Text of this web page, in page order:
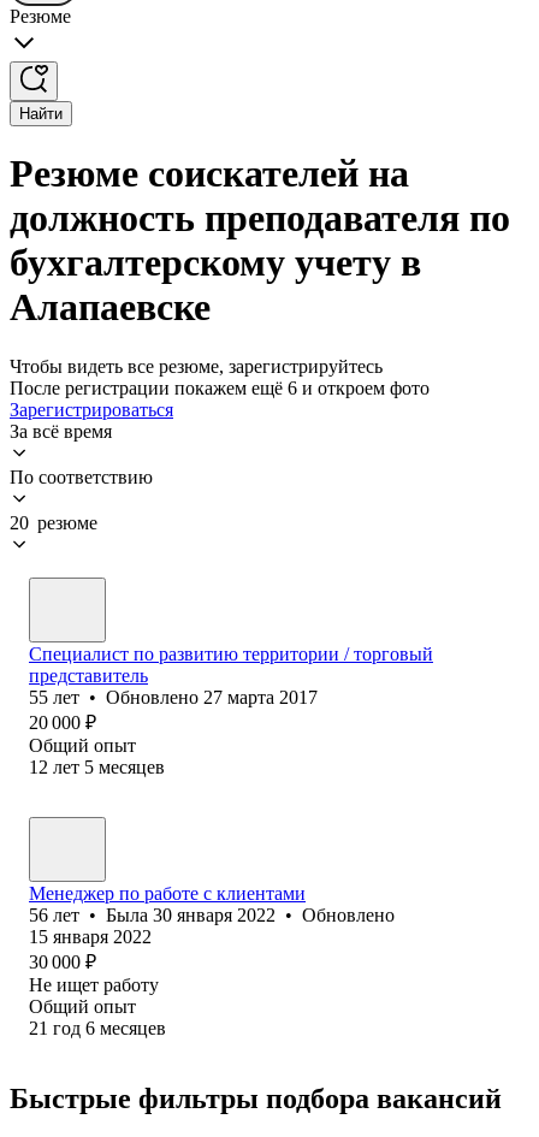
Резюме
Найти
Резюме соискателей на
должность преподавателя по
бухгалтерскому учету в
Алапаевске
Чтобы видеть все резюме, зарегистрируйтесь
После регистрации покажем ещё 6 и откроем фото
Зарегистрироваться
За всё время
По соответствию
20 резюме
Специалист по развитию территории / торговый
представитель
55 лет • Обновлено 27 марта 2017
20 000 ₽
Общий опыт
12 лет 5 месяцев
Менеджер по работе с клиентами
56 лет • Была 30 января 2022 • Обновлено
15 января 2022
30 000 ₽
Не ищет работу
Общий опыт
21 год 6 месяцев
Быстрые фильтры подбора вакансий